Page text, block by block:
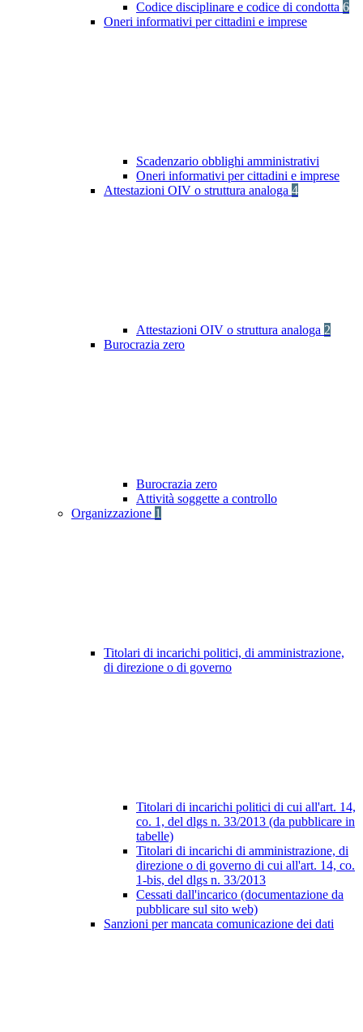
Codice disciplinare e codice di condotta 6
Oneri informativi per cittadini e imprese
Scadenzario obblighi amministrativi
Oneri informativi per cittadini e imprese
Attestazioni OIV o struttura analoga 4
Attestazioni OIV o struttura analoga 2
Burocrazia zero
Burocrazia zero
Attività soggette a controllo
Organizzazione 1
Titolari di incarichi politici, di amministrazione,
di direzione o di governo
Titolari di incarichi politici di cui all'art. 14,
co. 1, del dlgs n. 33/2013 (da pubblicare in
tabelle)
Titolari di incarichi di amministrazione, di
direzione o di governo di cui all'art. 14, co.
1-bis, del dlgs n. 33/2013
Cessati dall'incarico (documentazione da
pubblicare sul sito web)
Sanzioni per mancata comunicazione dei dati